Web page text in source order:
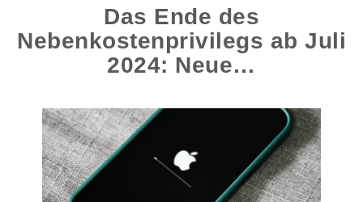
Das Ende des
Nebenkostenprivilegs ab Juli
2024: Neue…